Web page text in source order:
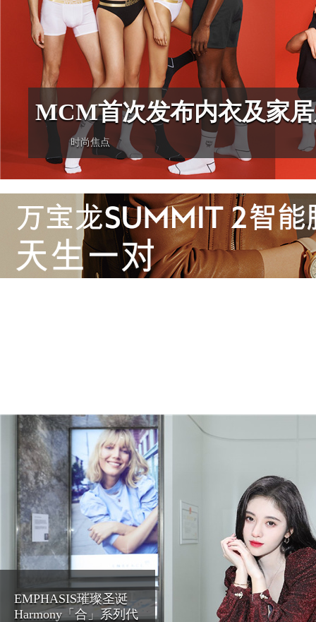
MCM首次发布内衣及家
时尚焦点
沿袭品牌传承旅行精髓，同时融合现代设计，该系列充分展现
EMPHASIS璀璨圣诞
Harmony「合」系列代